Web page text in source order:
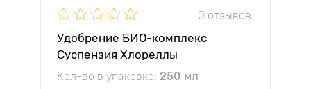
0 отзывов
Удобрение БИО-комплекс
Суспензия Хлореллы
Кол-во в упаковке: 250 мл